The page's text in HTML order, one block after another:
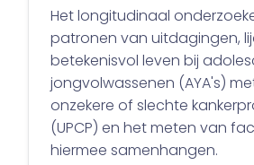
Het longitudinaal
patronen van uitdagingen,
betekenisvol leven bij
jongvolwassenen (AYA's)
onzekere of slechte
(UPCP) en het meten van
hiermee samenhangen.